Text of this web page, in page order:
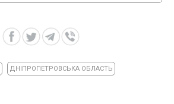
ДНІПРОПЕТРОВСЬКА ОБЛАСТЬ